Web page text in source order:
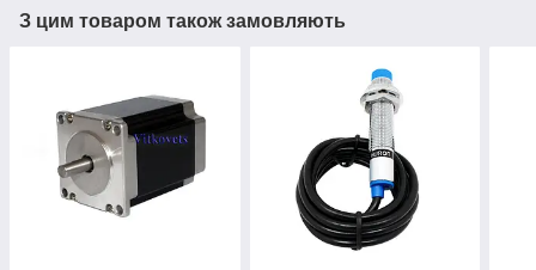
З цим товаром також замовляють